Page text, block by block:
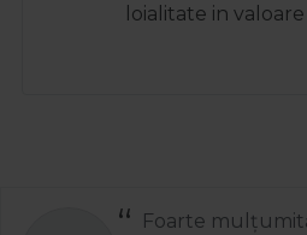
loialitate in valoare
Foarte